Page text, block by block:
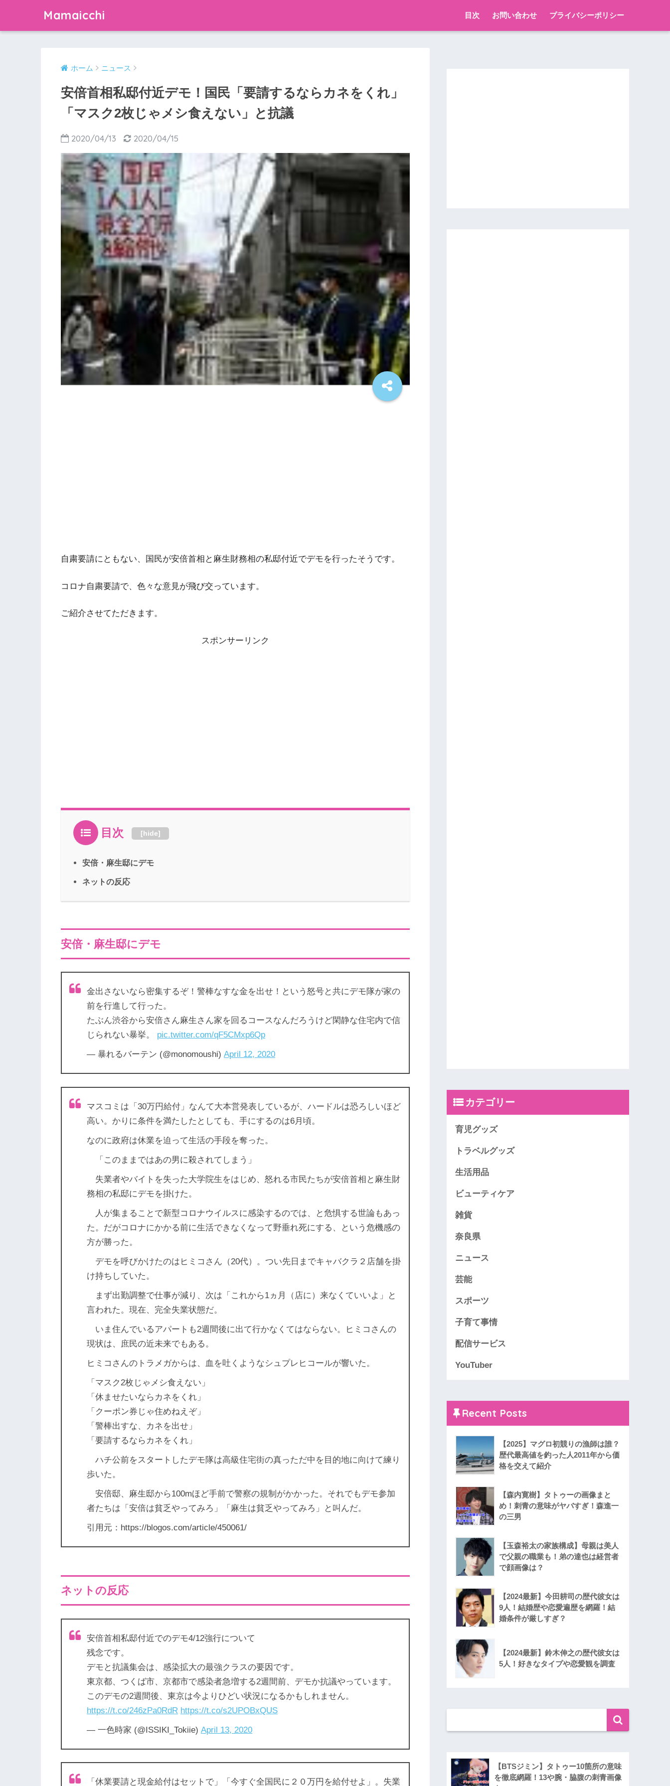
Mamaicchi 目次 お問い合わせ プライバシーポリシー
ホーム ニュース
安倍首相私邸付近デモ！国民「要請するならカネをくれ」
「マスク2枚じゃメシ食えない」と抗議
2020/04/13 2020/04/15
自粛要請にともない、国民が安倍首相と麻生財務相の私邸付近でデモを行ったそうです。
コロナ自粛要請で、色々な意見が飛び交っています。
ご紹介させてただきます。
スポンサーリンク
目次 [hide]
安倍・麻生邸にデモ
ネットの反応
安倍・麻生邸にデモ
金出さないなら密集するぞ！警棒なすな金を出せ！という怒号と共にデモ隊が家の
前を行進して行った。
たぶん渋谷から安倍さん麻生さん家を回るコースなんだろうけど閑静な住宅内で信
じられない暴挙。 pic.twitter.com/qF5CMxp6Qp
— 暴れるバーテン (@monomoushi) April 12, 2020
マスコミは「30万円給付」なんて大本営発表しているが、ハードルは恐ろしいほど
高い。かりに条件を満たしたとしても、手にするのは6月頃。
なのに政府は休業を迫って生活の手段を奪った。
「このままではあの男に殺されてしまう」
失業者やバイトを失った大学院生をはじめ、怒れる市民たちが安倍首相と麻生財
務相の私邸にデモを掛けた。
人が集まることで新型コロナウイルスに感染するのでは、と危惧する世論もあっ
た。だがコロナにかかる前に生活できなくなって野垂れ死にする、という危機感の
方が勝った。
デモを呼びかけたのはヒミコさん（20代）。つい先日までキャバクラ２店舗を掛
け持ちしていた。
まず出勤調整で仕事が減り、次は「これから1ヵ月（店に）来なくていいよ」と
言われた。現在、完全失業状態だ。
いま住んでいるアパートも2週間後に出て行かなくてはならない。ヒミコさんの
現状は、庶民の近未来でもある。
ヒミコさんのトラメガからは、血を吐くようなシュプレヒコールが響いた。
「マスク2枚じゃメシ食えない」
「休ませたいならカネをくれ」
「クーポン券じゃ住めねえぞ」
「警棒出すな、カネを出せ」
「要請するならカネをくれ」
ハチ公前をスタートしたデモ隊は高級住宅街の真っただ中を目的地に向けて練り
歩いた。
安倍邸、麻生邸から100mほど手前で警察の規制がかかった。それでもデモ参加
者たちは「安倍は貧乏やってみろ」「麻生は貧乏やってみろ」と叫んだ。
引用元：https://blogos.com/article/450061/
ネットの反応
安倍首相私邸付近でのデモ4/12強行について
残念です。
デモと抗議集会は、感染拡大の最強クラスの要因です。
東京都、つくば市、京都市で感染者急増する2週間前、デモか抗議やっています。
このデモの2週間後、東京は今よりひどい状況になるかもしれません。
https://t.co/246zPa0RdR https://t.co/s2UPOBxQUS
— 一色時家 (@ISSIKI_Tokiie) April 13, 2020
「休業要請と現金給付はセットで」「今すぐ全国民に２０万円を給付せよ」。失業
カテゴリー
育児グッズ
トラベルグッズ
生活用品
ビューティケア
雑貨
奈良県
ニュース
芸能
スポーツ
子育て事情
配信サービス
YouTuber
Recent Posts
【2025】マグロ初競りの漁師は誰？
歴代最高値を釣った人2011年から価
格を交えて紹介
【森内寛樹】タトゥーの画像まと
め！刺青の意味がヤバすぎ！森進一
の三男
【玉森裕太の家族構成】母親は美人
で父親の職業も！弟の達也は経営者
で顔画像は？
【2024最新】今田耕司の歴代彼女は
9人！結婚歴や恋愛遍歴を網羅！結
婚条件が厳しすぎ？
【2024最新】鈴木伸之の歴代彼女は
5人！好きなタイプや恋愛観を調査
【BTSジミン】タトゥー10箇所の意味
を徹底網羅！13や腕・脇腹の刺青画像